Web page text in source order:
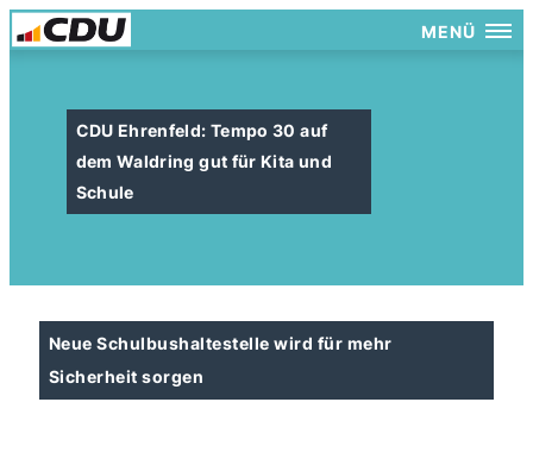
MENÜ
CDU Ehrenfeld: Tempo 30 auf
dem Waldring gut für Kita und
Schule
Neue Schulbushaltestelle wird für mehr
Sicherheit sorgen